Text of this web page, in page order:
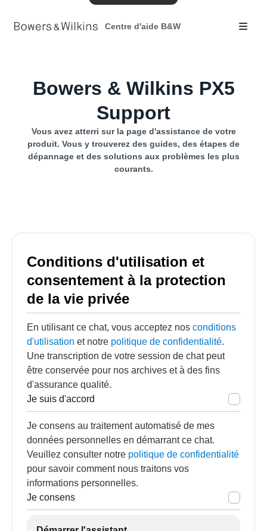
Centre d'aide B&W
Bowers & Wilkins PX5
Support
Vous avez atterri sur la page d'assistance de votre
produit. Vous y trouverez des guides, des étapes de
dépannage et des solutions aux problèmes les plus
courants.
Conditions d'utilisation et
consentement à la protection
de la vie privée
En utilisant ce chat, vous acceptez nos conditions
d'utilisation et notre politique de confidentialité.
Une transcription de votre session de chat peut
être conservée pour nos archives et à des fins
d'assurance qualité.
Je suis d'accord
Je consens au traitement automatisé de mes
données personnelles en démarrant ce chat.
Veuillez consulter notre politique de confidentialité
pour savoir comment nous traitons vos
informations personnelles.
Je consens